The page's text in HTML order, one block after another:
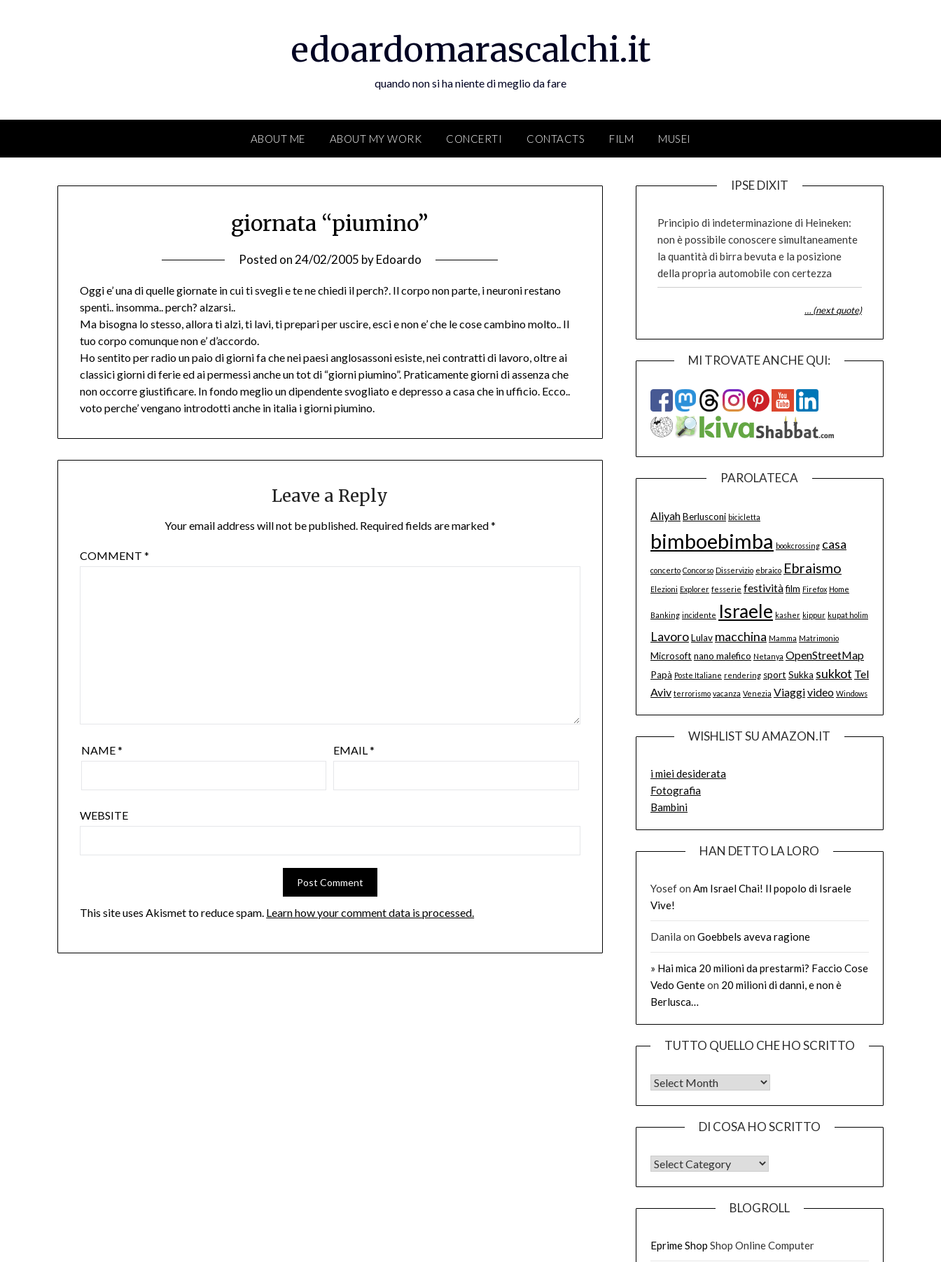
edoardomarascalchi.it
quando non si ha niente di meglio da fare
ABOUT ME ABOUT MY WORK CONCERTI CONTACTS FILM MUSEI
giornata “piumino”
Posted on 24/02/2005 byEdoardo
Oggi e’ una di quelle giornate in cui ti svegli e te ne chiedi il perch?. Il corpo non parte, i neuroni restano
spenti.. insomma.. perch? alzarsi..
Ma bisogna lo stesso, allora ti alzi, ti lavi, ti prepari per uscire, esci e non e’ che le cose cambino molto.. Il
tuo corpo comunque non e’ d’accordo.
Ho sentito per radio un paio di giorni fa che nei paesi anglosassoni esiste, nei contratti di lavoro, oltre ai
classici giorni di ferie ed ai permessi anche un tot di “giorni piumino”. Praticamente giorni di assenza che
non occorre giustificare. In fondo meglio un dipendente svogliato e depresso a casa che in ufficio. Ecco..
voto perche’ vengano introdotti anche in italia i giorni piumino.
Leave a Reply
Your email address will not be published. Required fields are marked*
COMMENT*
NAME* EMAIL*
WEBSITE
This site uses Akismet to reduce spam. Learn how your comment data is processed.
IPSE DIXIT
Principio di indeterminazione di Heineken:
non è possibile conoscere simultaneamente
la quantità di birra bevuta e la posizione
della propria automobile con certezza
… (next quote)
MI TROVATE ANCHE QUI:
PAROLATECA
AliyahBerlusconi bicicletta
bimboebimba bookcrossing casa
concerto Concorso Disservizio ebraico Ebraismo
Elezioni Explorer fesserie festivitàfilm Firefox Home
Banking incidente Israele kasher kippur kupat holim
LavoroLulav macchina Mamma Matrimonio
Microsoft nano malefico Netanya OpenStreetMap
Papà Poste Italiane rendering sport Sukka sukkot Tel
Aviv terrorismo vacanza Venezia Viaggivideo Windows
WISHLIST SU AMAZON.IT
i miei desiderata
Fotografia
Bambini
HAN DETTO LA LORO
Yosefon Am Israel Chai! Il popolo di Israele
Vive!
Danila on Goebbels aveva ragione
» Hai mica 20 milioni da prestarmi? Faccio Cose
Vedo Genteon 20 milioni di danni, e non è
Berlusca…
TUTTO QUELLO CHE HO SCRITTO
Tutto quello che ho scritto
DI COSA HO SCRITTO
DI COSA HO SCRITTO
BLOGROLL
Eprime Shop Shop Online Computer